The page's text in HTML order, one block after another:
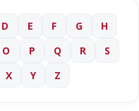
D E F G
H
O P Q R
S
X Y Z